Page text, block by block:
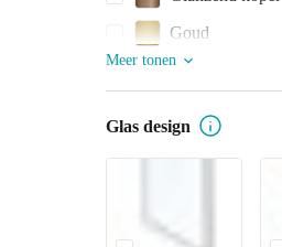
Goud
Meer tonen
Glas design